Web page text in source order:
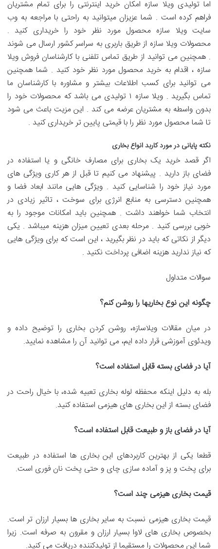
اما تولیدی ویلا سازه امکان خرید اینترنتی را برای تمام مشتریان
فراهم کرده است . شما عزیزان میتوانید به راحتی با مراجعه به وب
سایت ویلا سازه محصول مورد نظر خود را خریداری کنید .
محصولات ویلا سازه از طریق باربری به سراسر کشور ارسال می شوند
. همچنین می توانید از طریق تماس تلفنی با کارشناسان فروش ویلا
سازه ، اقدام به خرید محصول مورد نظر خود کنید . شما همچنین
می توانید برای کسب اطلاعات بیشتر و مشاوره با کارشناسان ما
تماس بگیرید . ویلا سازه ۱ تولیدی می باشد که محصولات خود را
بدون واسطه به مشتریان عرضه می کند . این مزیت باعث می شود
تا شما محصول مورد نظر را با قیمتی پایین تر خریداری کنید .
نکته پایانی در مورد کاربد انواع بخاری
اگر قصد خرید یک بخاری برای مصارف خانگی و یا استفاده در
فضای باز دارید . پیشنهاد می کنیم تا قبل از هر کاری ویژگی های
مورد نیاز خود را شناسایی کنید . ویژگی هایی مانند ابعاد فضا و
همچنین دسترسی به منابع انرژی برای سوخت ، تاثیر زیادی در
انتخاب شما خواهند داشت . همچنین باید امکانات موجود را به
خوبی بررسی کنید . مرحله بعدی تعیین میزان هزینه میباشد . یکی
دیگر از نکاتی که باید در نظر بگیرید ، این است که برای ویژگی هایی
که نیاز ندارید هزینه اضافی پرداخت نکنید .
سوالات متداول
چگونه این نوع بخاریها را روشن کنم؟
در میان مقالات ویلاسازه، روشن کردن بخاری را توضیح داده و
ویدئوی آموزشی قرار داده ایم، می توانید آن را مشاهده نمایید.
آیا در فضای بسته قابل استفاده است؟
بله به دلیل اینکه محفظه لوله بخاری تعبیه شده، با خیال راحت در
فضای بسته از این بخاری های هیزمی استفاده کنید.
آیا در فضای باز و طبیعت قابل استفاده است؟
قطعا یکی از بهترین کاربردهای این بخاری ها استفاده در طبیعت
برای پخت و پز و آماده سازی چای و حتی پخت نان فوری است.
قیمت بخاری هیزمی چند است؟
قیمت بخاری هیزمی نسبت به سایر بخاری ها بسیار ارزان تر است.
بخصوص بخاری های لاوا بسیار ارزان و مقرون به صرفه است. زیرا
شما این محصولات را مستقیما از تولیدکننده دریافت می کنید.